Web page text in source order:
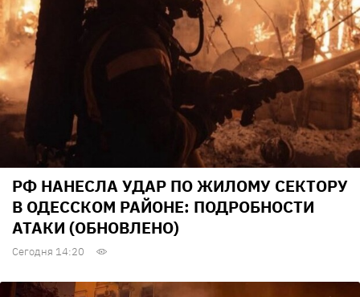
РФ НАНЕСЛА УДАР ПО ЖИЛОМУ СЕКТОРУ
В ОДЕССКОМ РАЙОНЕ: ПОДРОБНОСТИ
АТАКИ (ОБНОВЛЕНО)
Сегодня 14:20